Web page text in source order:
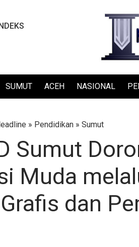
SUMUT ACEH NASIONAL
» Pendidikan » Sumut
Sumut
Muda
dan